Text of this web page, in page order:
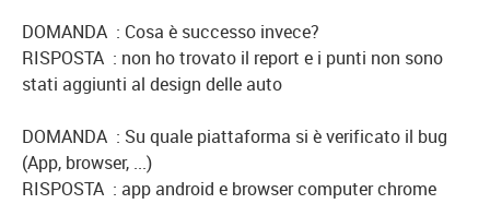
DOMANDA : Cosa è successo invece?
RISPOSTA : non ho trovato il report e i punti non sono
stati aggiunti al design delle auto
DOMANDA : Su quale piattaforma si è verificato il bug
(App, browser, ...)
RISPOSTA : app android e browser computer chrome